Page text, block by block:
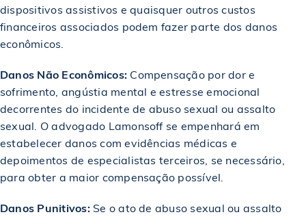
dispositivos assistivos e quaisquer outros custos
financeiros associados podem fazer parte dos danos
econômicos.
Danos Não Econômicos: Compensação por dor e
sofrimento, angústia mental e estresse emocional
decorrentes do incidente de abuso sexual ou assalto
sexual. O advogado Lamonsoff se empenhará em
estabelecer danos com evidências médicas e
depoimentos de especialistas terceiros, se necessário,
para obter a maior compensação possível.
Danos Punitivos: Se o ato de abuso sexual ou assalto
$2,000,000 Premiado em um acidente de construção
$2,000,000 Recuperado em um acidente de caminhão
$2,000,000 Obtido em um acidente de caminhão
$2,000,000 Premiado em um acidente de construção